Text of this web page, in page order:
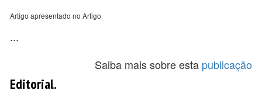
Artigo apresentado no Artigo
...
Saiba mais sobre esta publicação
Editorial.